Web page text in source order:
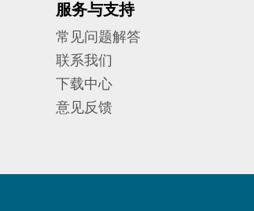
服务与支持
常见问题解答
联系我们
下载中心
意见反馈